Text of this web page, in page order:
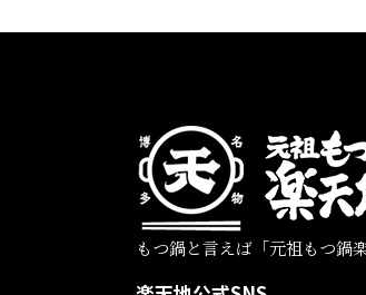
もつ鍋と言えば「元祖もつ鍋楽